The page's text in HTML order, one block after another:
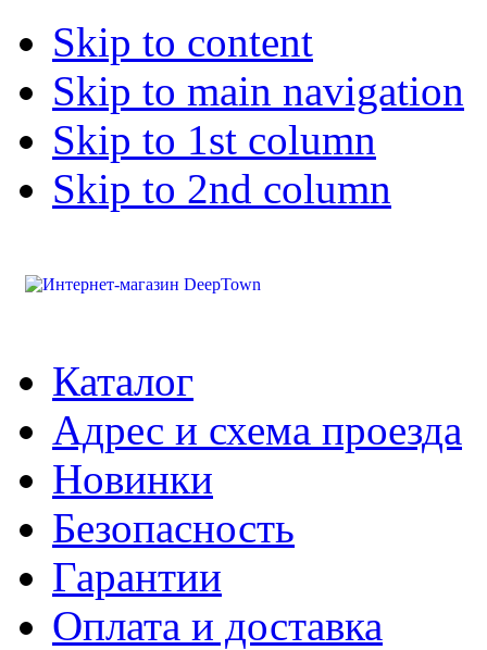
Skip to content
Skip to main navigation
Skip to 1st column
Skip to 2nd column
Каталог
Адрес и схема проезда
Новинки
Безопасность
Гарантии
Оплата и доставка